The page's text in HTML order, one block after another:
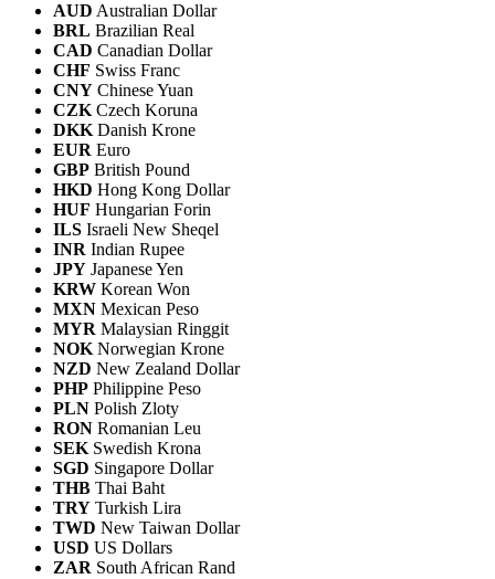
AUD Australian Dollar
BRL Brazilian Real
CAD Canadian Dollar
CHF Swiss Franc
CNY Chinese Yuan
CZK Czech Koruna
DKK Danish Krone
EUR Euro
GBP British Pound
HKD Hong Kong Dollar
HUF Hungarian Forin
ILS Israeli New Sheqel
INR Indian Rupee
JPY Japanese Yen
KRW Korean Won
MXN Mexican Peso
MYR Malaysian Ringgit
NOK Norwegian Krone
NZD New Zealand Dollar
PHP Philippine Peso
PLN Polish Zloty
RON Romanian Leu
SEK Swedish Krona
SGD Singapore Dollar
THB Thai Baht
TRY Turkish Lira
TWD New Taiwan Dollar
USD US Dollars
ZAR South African Rand